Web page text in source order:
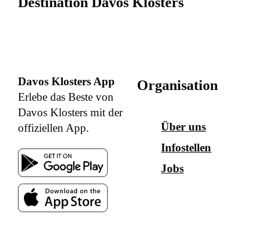
Davos Klosters App
Erlebe das Beste von
Davos Klosters mit der
offiziellen App.
Organisation
Über uns
Infostellen
Jobs